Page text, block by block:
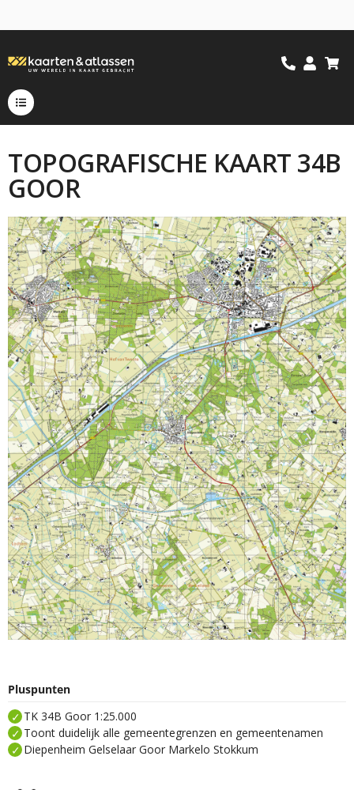
TOPOGRAFISCHE KAART 34B
GOOR
Pluspunten
TK 34B Goor 1:25.000
Toont duidelijk alle gemeentegrenzen en gemeentenamen
Diepenheim Gelselaar Goor Markelo Stokkum